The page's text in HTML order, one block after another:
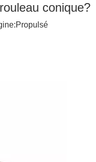
conique?
Propulsé